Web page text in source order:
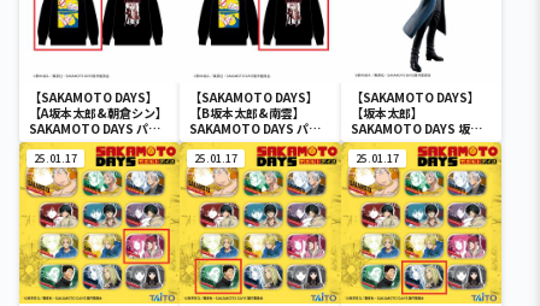
【SAKAMOTO DAYS】
【A坂本太郎&朝倉シン】
SAKAMOTO DAYS パー
カー
【SAKAMOTO DAYS】
【B坂本太郎&南雲】
SAKAMOTO DAYS パー
カー
【SAKAMOTO DAYS】
【坂本太郎】
SAKAMOTO DAYS 坂本
太郎フィギュア-その店
長、元・伝説の殺し屋-
25.01.17 25.01.17 25.01.17